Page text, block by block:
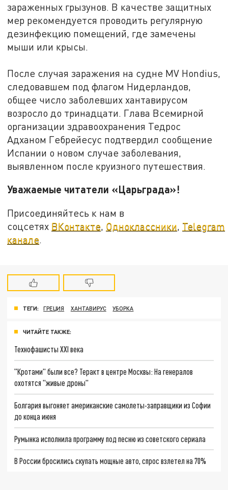
зараженных грызунов. В качестве защитных
мер рекомендуется проводить регулярную
дезинфекцию помещений, где замечены
мыши или крысы.
После случая заражения на судне MV Hondius,
следовавшем под флагом Нидерландов,
общее число заболевших хантавирусом
возросло до тринадцати. Глава Всемирной
организации здравоохранения Тедрос
Адханом Гебрейесус подтвердил сообщение
Испании о новом случае заболевания,
выявленном после круизного путешествия.
Уважаемые читатели «Царьграда»!
Присоединяйтесь к нам в
соцсетях ВКонтакте, Одноклассники, Telegram
канале.
ТЕГИ: ГРЕЦИЯ ХАНТАВИРУС УБОРКА
ЧИТАЙТЕ ТАКЖЕ:
Технофашисты XXI века
"Кротами" были все? Теракт в центре Москвы: На генералов
охотятся "живые дроны"
Болгария выгоняет американские самолеты-заправщики из Софии
до конца июня
Румынка исполнила программу под песню из советского сериала
В России бросились скупать мощные авто, спрос взлетел на 70%